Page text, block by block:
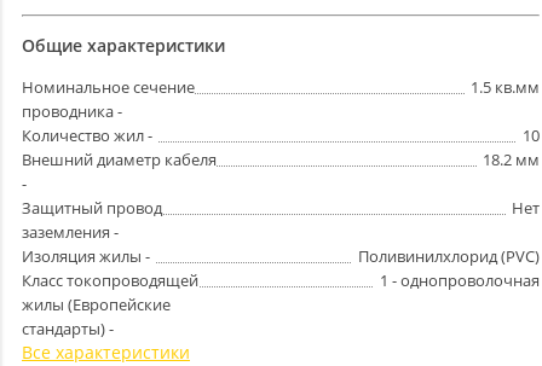
Общие характеристики
Номинальное сечение
проводника -
1.5 кв.мм
Количество жил -
10
Внешний диаметр кабеля
-
18.2 мм
Защитный провод
заземления -
Нет
Изоляция жилы -
Поливинилхлорид (PVC)
Класс токопроводящей
жилы (Европейские
стандарты) -
1 - однопроволочная
Все характеристики